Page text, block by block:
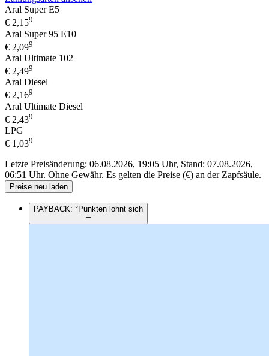
Aral Super E5
€ 2,159
Aral Super 95 E10
€ 2,099
Aral Ultimate 102
€ 2,499
Aral Diesel
€ 2,169
Aral Ultimate Diesel
€ 2,439
LPG
€ 1,039
Letzte Preisänderung: 06.08.2026, 19:05 Uhr, Stand: 07.08.2026,
06:51 Uhr. Ohne Gewähr. Es gelten die Preise (€) an der Zapfsäule.
Preise neu laden
PAYBACK: °Punkten lohnt sich